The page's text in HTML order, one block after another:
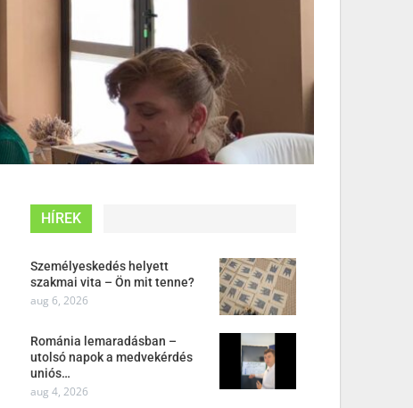
HÍREK
Személyeskedés helyett
szakmai vita – Ön mit tenne?
aug 6, 2026
Románia lemaradásban –
utolsó napok a medvekérdés
uniós…
aug 4, 2026